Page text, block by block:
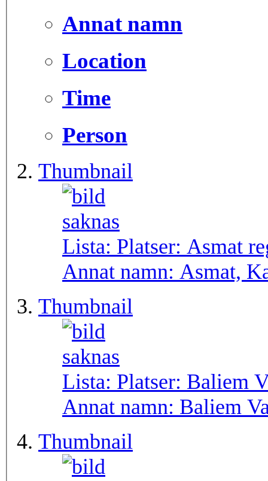
Annat namn
Location
Time
Person
Thumbnail
Lista: Platser: Asmat
Annat namn: Asmat,
Thumbnail
Lista: Platser: Baliem
Annat namn: Baliem
Thumbnail